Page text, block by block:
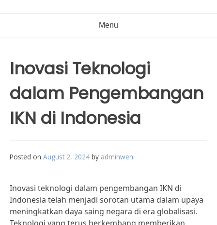
Menu
Inovasi Teknologi
dalam Pengembangan
IKN di Indonesia
Posted on August 2, 2024 by adminwen
Inovasi teknologi dalam pengembangan IKN di
Indonesia telah menjadi sorotan utama dalam upaya
meningkatkan daya saing negara di era globalisasi.